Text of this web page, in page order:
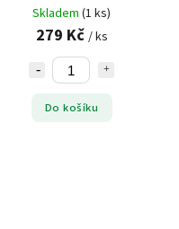
Skladem (1 ks)
279 Kč / ks
Do košíku